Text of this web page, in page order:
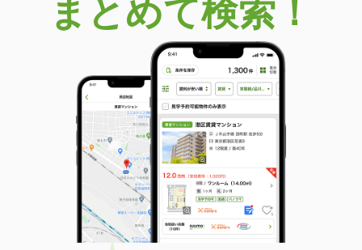
まとめて検索！